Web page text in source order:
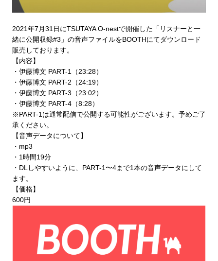
2021年7月31日にTSUTAYA O-nestで開催した「リスナーと一
緒に公開収録#3」の音声ファイルをBOOTHにてダウンロード
販売 しております。
【内容】
・伊藤博文 PART-1（23:28）
・伊藤博文 PART-2（24:19）
・伊藤博文 PART-3（23:02）
・伊藤博文 PART-4（8:28）
※PART-1は通常配信で公開する可能性がございます。予めご了
承ください。
【音声データについて】
・mp3
・1時間19分
・DLしやすいように、PART-1〜4まで1本の音声データにして
ます。
【価格】
600円